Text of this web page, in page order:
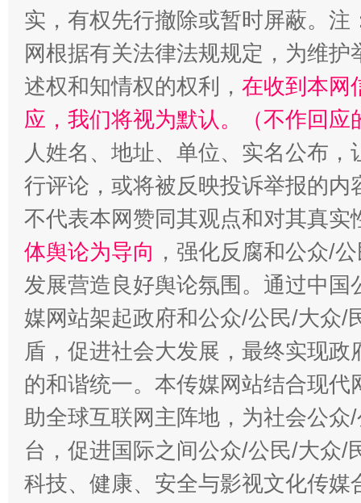
“蜀中异人”王建安的艺术幻境
实，有权先行撤除或暂时屏蔽。
网根据有关法律法规规定，为维
述权和知情权的权利， 在收到本网
应，我们将视为默认。（不作回应
人姓名、地址、单位、实名公布
行评论，或将被反映投诉举报的
不代表本网赞同其观点和对其真实
体舆论为导向 ，强化反腐和公众/
发展营造良好舆论氛围。通过中
媒网站架起政府和公众/公民/大众/
盾，促进社会大发展，最终实现
的和谐统一。本传媒网站结合现
助全球互联网主阵地，为社会公
台，促进国际之间公众/公民/大众/
科技、健康、安全与影视文化传